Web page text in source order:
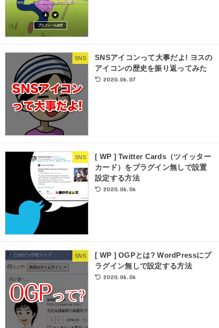
SNS
SNSアイコンって大事だよ! ヨスの
アイコンの歴史を振り返ってみた
2020.06.07
SNS
[ WP ] Twitter Cards（ツイッター
カード）をプラグイン無しで設置
設定する方法
2020.06.06
SNS
[ WP ] OGPとは? WordPressにプ
ラグイン無しで設定する方法
2020.06.06